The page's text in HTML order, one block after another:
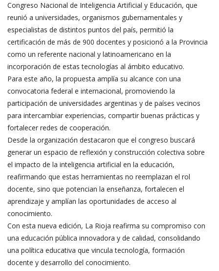
Congreso Nacional de Inteligencia Artificial y Educación, que
reunió a universidades, organismos gubernamentales y
especialistas de distintos puntos del país, permitió la
certificación de más de 900 docentes y posicionó a la Provincia
como un referente nacional y latinoamericano en la
incorporación de estas tecnologías al ámbito educativo.
Para este año, la propuesta amplía su alcance con una
convocatoria federal e internacional, promoviendo la
participación de universidades argentinas y de países vecinos
para intercambiar experiencias, compartir buenas prácticas y
fortalecer redes de cooperación.
Desde la organización destacaron que el congreso buscará
generar un espacio de reflexión y construcción colectiva sobre
el impacto de la inteligencia artificial en la educación,
reafirmando que estas herramientas no reemplazan el rol
docente, sino que potencian la enseñanza, fortalecen el
aprendizaje y amplían las oportunidades de acceso al
conocimiento.
Con esta nueva edición, La Rioja reafirma su compromiso con
una educación pública innovadora y de calidad, consolidando
una política educativa que vincula tecnología, formación
docente y desarrollo del conocimiento.